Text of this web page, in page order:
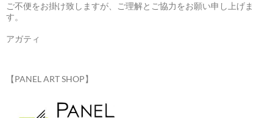
ご不便をお掛け致しますが、ご理解とご協力をお願い申し上げま
す。
アガティ
【PANEL ART SHOP】